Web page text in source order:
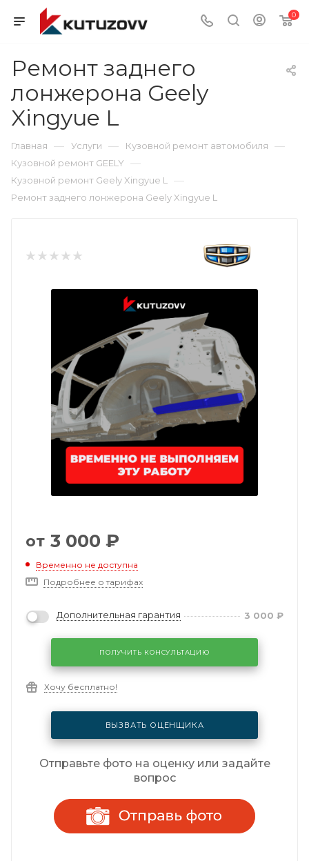
0
Ремонт заднего
лонжерона Geely
Xingyue L
Главная — Услуги — Кузовной ремонт автомобиля —
Кузовной ремонт GEELY —
Кузовной ремонт Geely Xingyue L —
Ремонт заднего лонжерона Geely Xingyue L
от 3 000 ₽
Временно не доступна
Подробнее о тарифах
Дополнительная гарантия 3 000 ₽
ПОЛУЧИТЬ КОНСУЛЬТАЦИЮ
Хочу бесплатно!
ВЫЗВАТЬ ОЦЕНЩИКА
Отправьте фото на оценку или задайте
вопрос